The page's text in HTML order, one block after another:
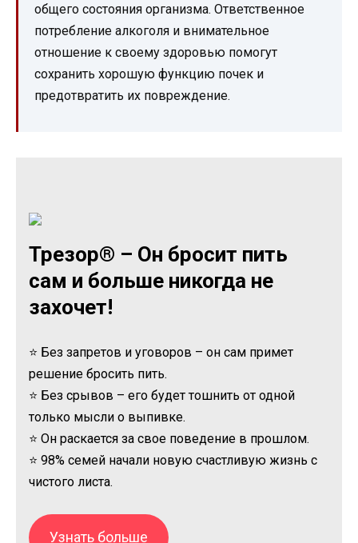
общего состояния организма. Ответственное
потребление алкоголя и внимательное
отношение к своему здоровью помогут
сохранить хорошую функцию почек и
предотвратить их повреждение.
Трезор® – Он бросит пить
сам и больше никогда не
захочет!
⭐ Без запретов и уговоров – он сам примет
решение бросить пить.
⭐ Без срывов – его будет тошнить от одной
только мысли о выпивке.
⭐ Он раскается за свое поведение в прошлом.
⭐ 98% семей начали новую счастливую жизнь с
чистого листа.
Узнать больше